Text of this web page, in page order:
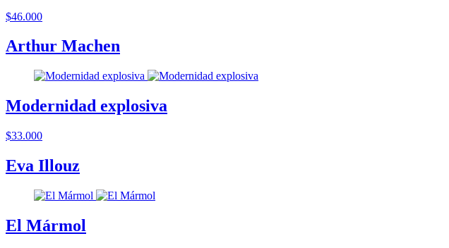
$46.000
Arthur Machen
Modernidad explosiva
$33.000
Eva Illouz
El Mármol